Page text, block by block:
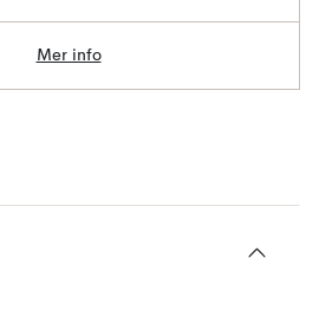
Mer info